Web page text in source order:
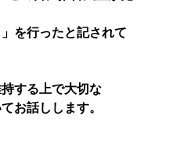
を行ったと記されて
する上で大切な
お話しします。